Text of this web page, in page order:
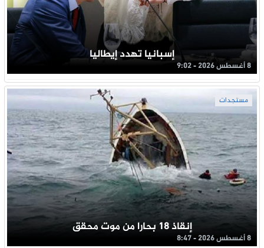
إسبانيا تهدد إيطاليا
8 أغسطس 2026 - 9:02
مستجدات
إنقاذ 18 بحارا من موت محقق
8 أغسطس 2026 - 8:47